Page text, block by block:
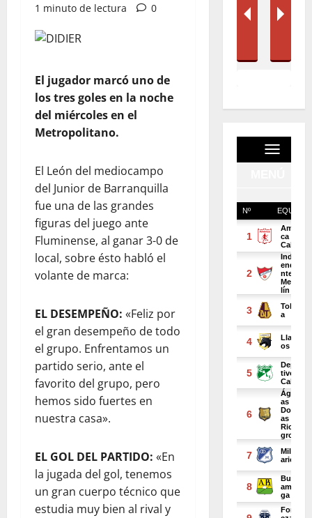
1 minuto de lectura
0
El jugador marcó uno de
los tres goles en la noche
del miércoles en el
Metropolitano.
El León del mediocampo
del Junior de Barranquilla
fue una de las grandes
figuras del juego ante
Fluminense, al ganar 3-0 de
local, sobre ésto habló el
volante de marca:
EL DESEMPEÑO: «Feliz por
el gran desempeño de todo
el grupo. Enfrentamos un
partido serio, ante el
favorito del grupo, pero
hemos sido fuertes en
nuestra casa».
EL GOL DEL PARTIDO: «En
la jugada del gol, tenemos
un gran cuerpo técnico que
estudia muy bien al rival y